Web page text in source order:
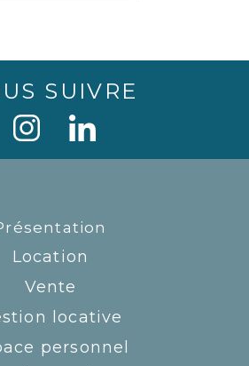
SUIVRE
Location
Vente
locative
personnel